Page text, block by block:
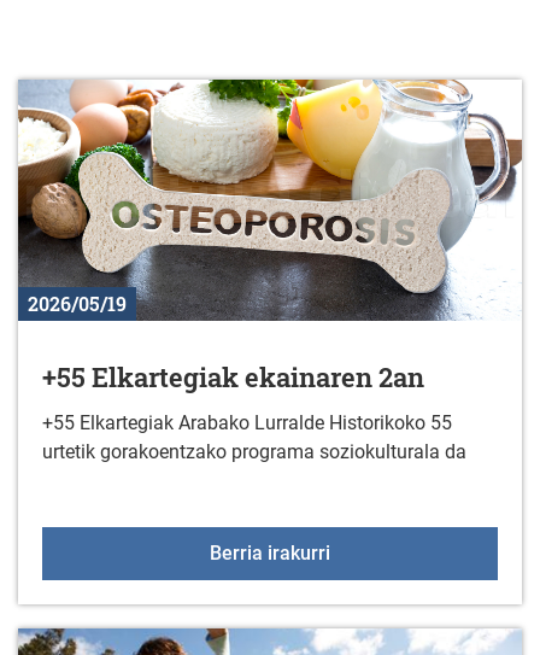
2026/05/19
+55 Elkartegiak ekainaren 2an
+55 Elkartegiak Arabako Lurralde Historikoko 55
urtetik gorakoentzako programa soziokulturala da
Berria irakurri